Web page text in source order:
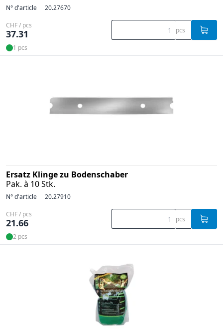
N° d'article 20.27670
CHF / pcs
37.31 pcs
1 pcs
Ersatz Klinge zu Bodenschaber
Pak. à 10 Stk.
N° d'article 20.27910
CHF / pcs
21.66 pcs
2 pcs